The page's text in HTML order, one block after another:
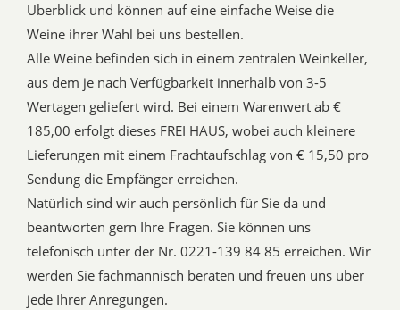
Überblick und können auf eine einfache Weise die
Weine ihrer Wahl bei uns bestellen.
Alle Weine befinden sich in einem zentralen Weinkeller,
aus dem je nach Verfügbarkeit innerhalb von 3-5
Wertagen geliefert wird. Bei einem Warenwert ab €
185,00 erfolgt dieses FREI HAUS, wobei auch kleinere
Lieferungen mit einem Frachtaufschlag von € 15,50 pro
Sendung die Empfänger erreichen.
Natürlich sind wir auch persönlich für Sie da und
beantworten gern Ihre Fragen. Sie können uns
telefonisch unter der Nr. 0221-139 84 85 erreichen. Wir
werden Sie fachmännisch beraten und freuen uns über
jede Ihrer Anregungen.